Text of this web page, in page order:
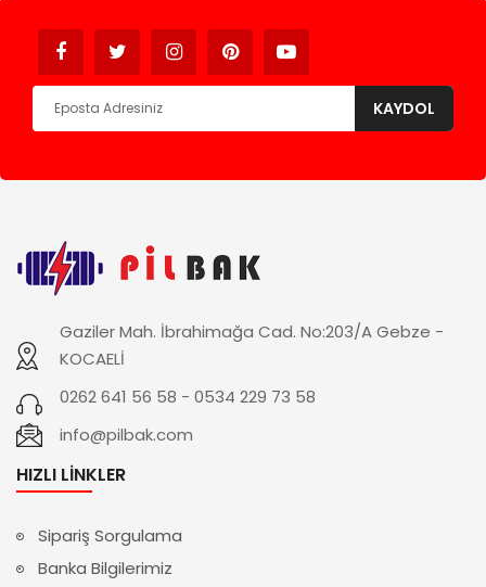
KAYDOL
Gaziler Mah. İbrahimağa Cad. No:203/A Gebze -
KOCAELİ
0262 641 56 58 - 0534 229 73 58
info@pilbak.com
HIZLI LINKLER
Sipariş Sorgulama
Banka Bilgilerimiz